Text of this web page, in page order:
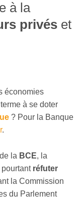
à la
privés et
économies
à se doter
? Pour la Banque
.
la BCE, la
réfuter
la Commission
du Parlement